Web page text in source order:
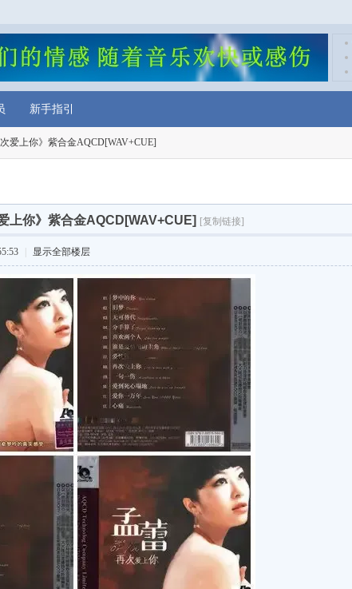
新手指引
爱上你》紫合金AQCD[WAV+CUE]
上你》紫合金AQCD[WAV+CUE] [复制链接]
显示全部楼层